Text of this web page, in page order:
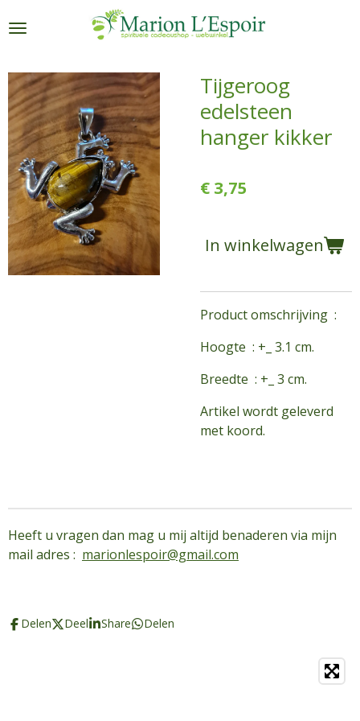
direct
de
hoofdinhoud
Tijgeroog
edelsteen
hanger kikker
€ 3,75
In winkelwagen
Product omschrijving :
Hoogte : +_ 3.1 cm.
Breedte : +_ 3 cm.
Artikel wordt geleverd
met koord.
Heeft u vragen dan mag u mij altijd benaderen via mijn
mail adres : marionlespoir@gmail.com
Delen Deel Share Delen